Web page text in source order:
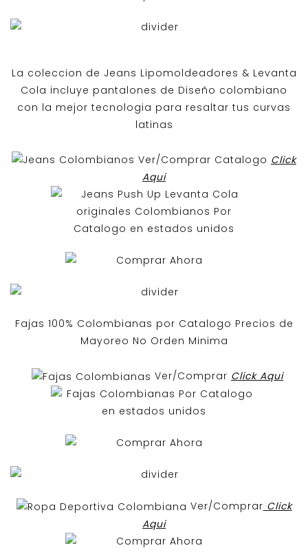
La coleccion de Jeans Lipomoldeadores & Levanta
Cola incluye pantalones de Diseño colombiano
con la mejor tecnologia para resaltar tus curvas
latinas
Ver/Comprar Catalogo Click
Aqui
Fajas 100% Colombianas por Catalogo Precios de
Mayoreo No Orden Minima
Ver/Comprar Click Aqui
Ver/Comprar Click
Aqui